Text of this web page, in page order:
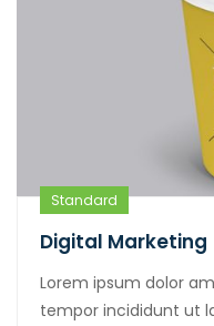
Standard
Digital Marketing
Lorem ipsum dolor
tempor incididunt ut